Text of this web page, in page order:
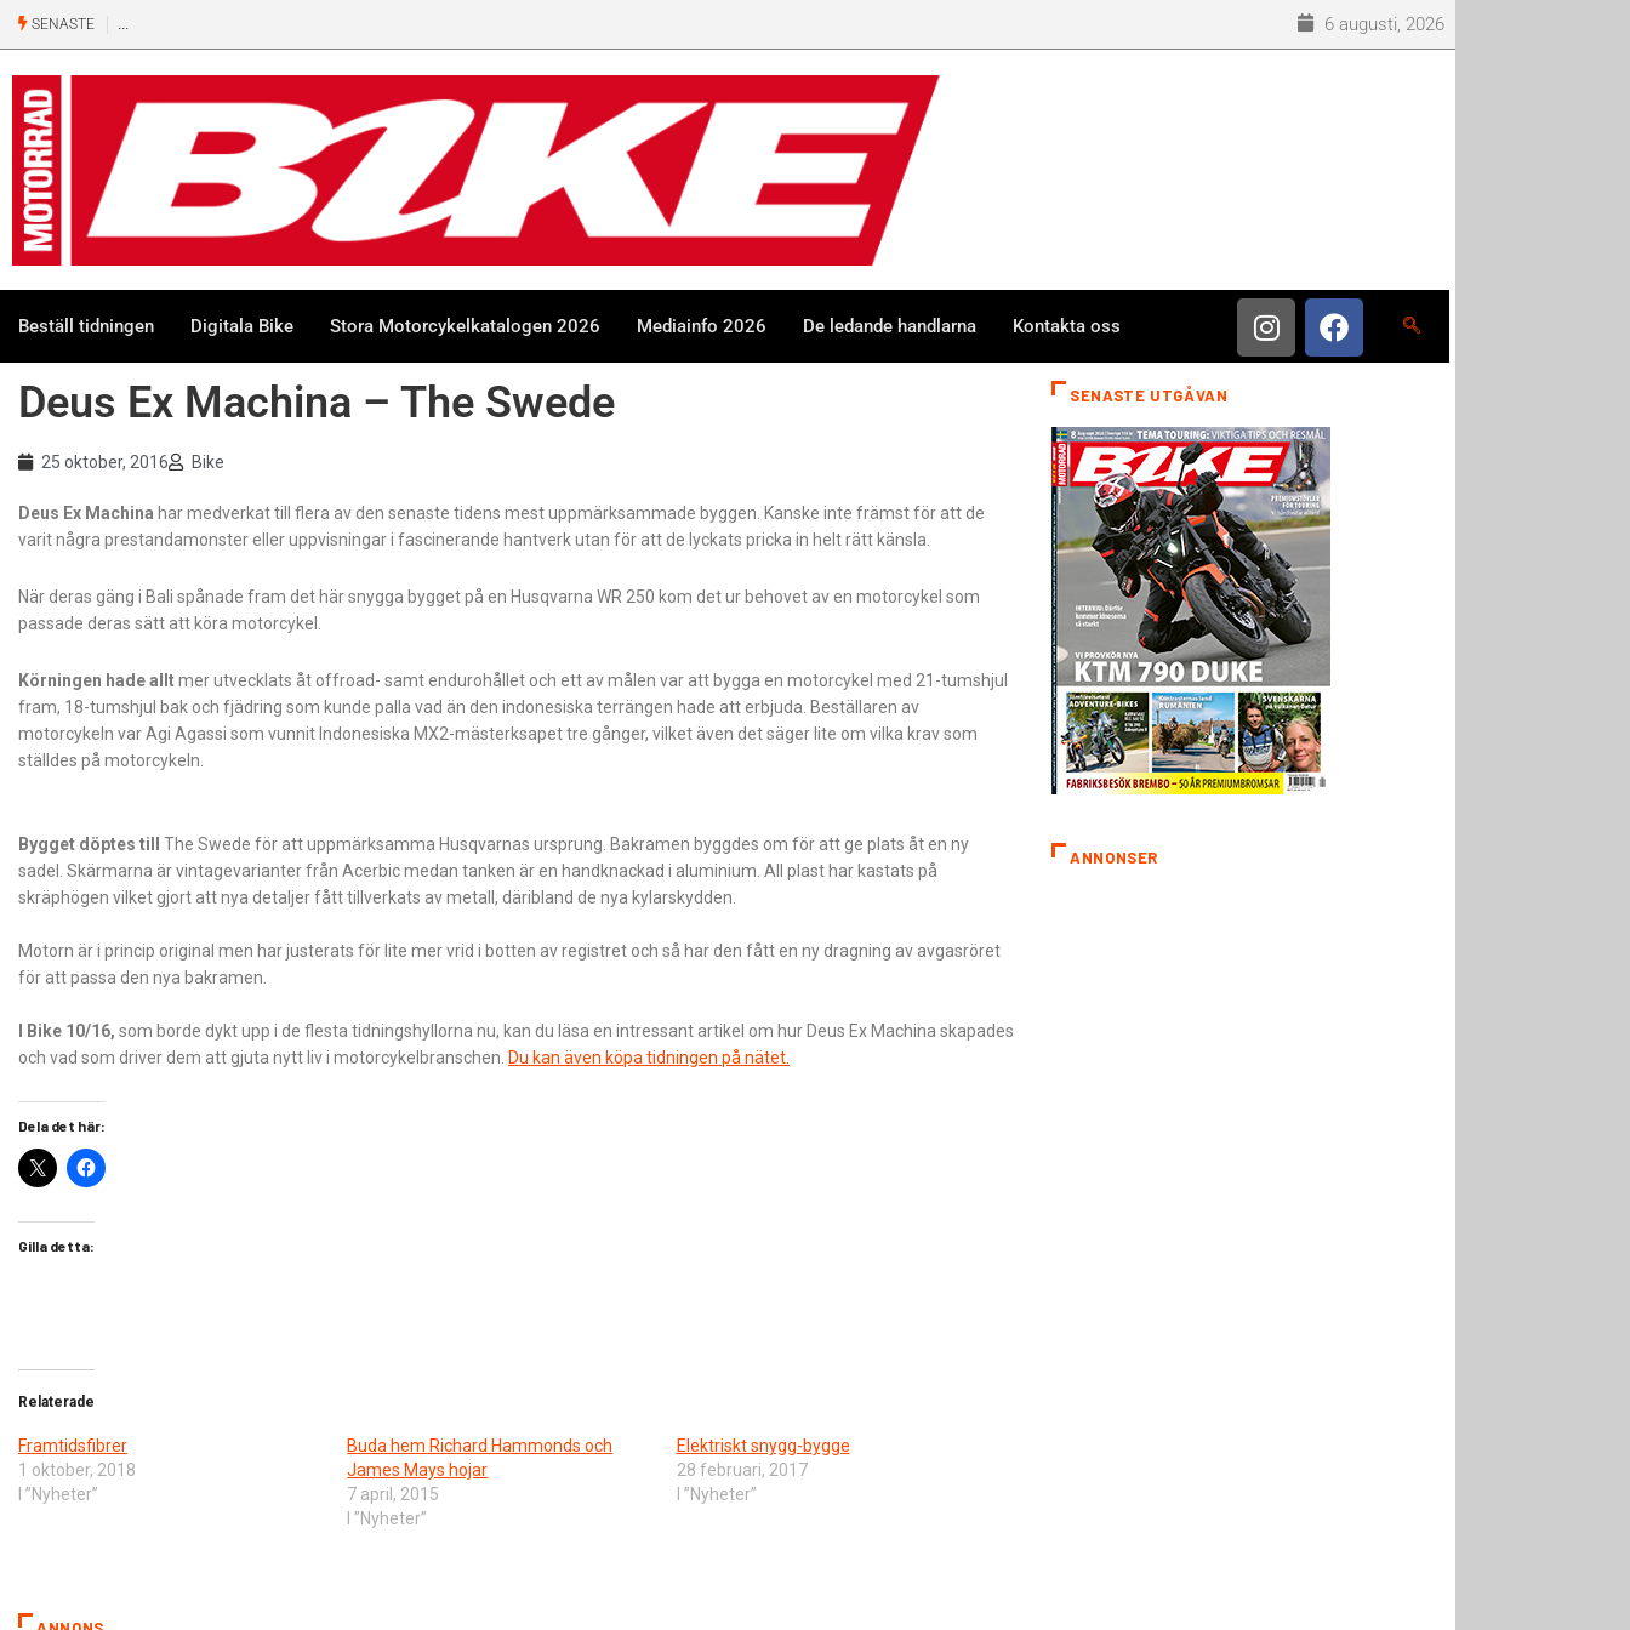
SENASTE 6 augusti, 2026
Beställ tidningen Digitala Bike Stora Motorcykelkatalogen 2026 Mediainfo 2026 De ledande handlarna Kontakta oss
Deus Ex Machina – The Swede
25 oktober, 2016 Bike
Deus Ex Machina har medverkat till flera av den senaste tidens mest uppmärksammade byggen. Kanske inte främst för att de
varit några prestandamonster eller uppvisningar i fascinerande hantverk utan för att de lyckats pricka in helt rätt känsla.
När deras gäng i Bali spånade fram det här snygga bygget på en Husqvarna WR 250 kom det ur behovet av en motorcykel som
passade deras sätt att köra motorcykel.
Körningen hade alltmer utvecklats åt offroad- samt endurohållet och ett av målen var att bygga en motorcykel med 21-tumshjul
fram, 18-tumshjul bak och fjädring som kunde palla vad än den indonesiska terrängen hade att erbjuda. Beställaren av
motorcykeln var Agi Agassi som vunnit Indonesiska MX2-mästerksapet tre gånger, vilket även det säger lite om vilka krav som
ställdes på motorcykeln.
Bygget döptes till The Swede för att uppmärksamma Husqvarnas ursprung. Bakramen byggdes om för att ge plats åt en ny
sadel. Skärmarna är vintagevarianter från Acerbic medan tanken är en handknackad i aluminium. All plast har kastats på
skräphögen vilket gjort att nya detaljer fått tillverkats av metall, däribland de nya kylarskydden.
Motorn är i princip original men har justerats för lite mer vrid i botten av registret och så har den fått en ny dragning av avgasröret
för att passa den nya bakramen.
I Bike 10/16, som borde dykt upp i de flesta tidningshyllorna nu, kan du läsa en intressant artikel om hur Deus Ex Machina skapades
och vad som driver dem att gjuta nytt liv i motorcykelbranschen. Du kan även köpa tidningen på nätet.
Dela det här:
Gilla detta:
Relaterade
Framtidsfibrer
1 oktober, 2018
I ”Nyheter”
Buda hem Richard Hammonds och
James Mays hojar
7 april, 2015
I ”Nyheter”
Elektriskt snygg-bygge
28 februari, 2017
I ”Nyheter”
SENASTE UTGÅVAN
ANNONSER